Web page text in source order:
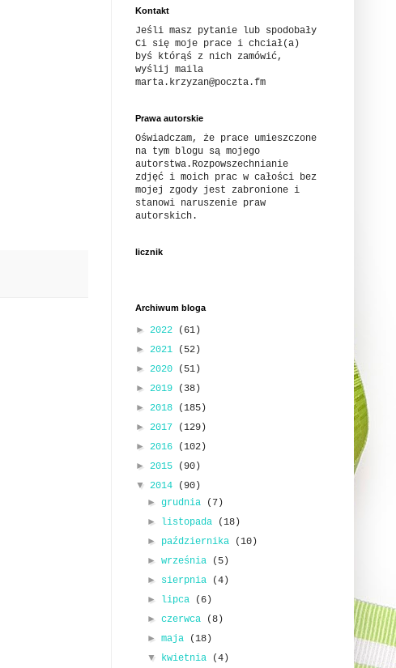
Kontakt
Jeśli masz pytanie lub spodobały
Ci się moje prace i chciał(a)
byś którąś z nich zamówić,
wyślij maila
marta.krzyzan@poczta.fm
Prawa autorskie
Oświadczam, że prace umieszczone
na tym blogu są mojego
autorstwa.Rozpowszechnianie
zdjęć i moich prac w całości bez
mojej zgody jest zabronione i
stanowi naruszenie praw
autorskich.
licznik
Archiwum bloga
► 2022
(61)
► 2021
(52)
► 2020
(51)
► 2019
(38)
► 2018
(185)
► 2017
(129)
► 2016
(102)
► 2015
(90)
▼ 2014
(90)
►grudnia
(7)
►
listopada
(18)
► października
(10)
►września
(5)
► sierpnia
(4)
►
lipca
(6)
►czerwca
(8)
►maja
(18)
▼ kwietnia
(4)